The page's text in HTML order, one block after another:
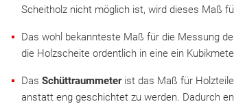
Scheitholz nicht möglich ist, wird dieses Maß
Das wohl bekannteste Maß für die Messung
die Holzscheite ordentlich in eine ein
Das Schüttraummeterist das Maß für
anstatt eng geschichtet zu werden. Dadurch